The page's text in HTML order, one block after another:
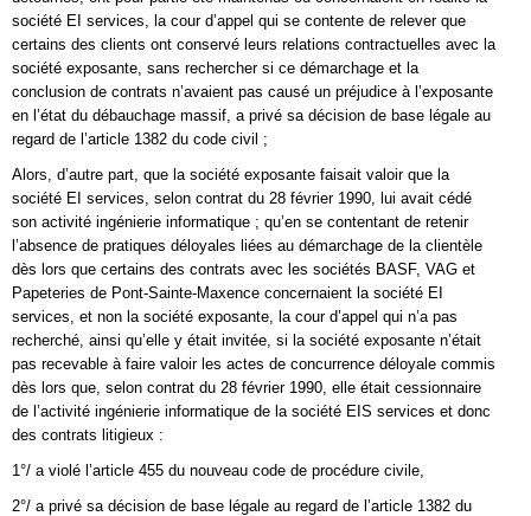
société EI services, la cour d’appel qui se contente de relever que
certains des clients ont conservé leurs relations contractuelles avec la
société exposante, sans rechercher si ce démarchage et la
conclusion de contrats n’avaient pas causé un préjudice à l’exposante
en l’état du débauchage massif, a privé sa décision de base légale au
regard de l’article 1382 du code civil ;
Alors, d’autre part, que la société exposante faisait valoir que la
société EI services, selon contrat du 28 février 1990, lui avait cédé
son activité ingénierie informatique ; qu’en se contentant de retenir
l’absence de pratiques déloyales liées au démarchage de la clientèle
dès lors que certains des contrats avec les sociétés BASF, VAG et
Papeteries de Pont-Sainte-Maxence concernaient la société EI
services, et non la société exposante, la cour d’appel qui n’a pas
recherché, ainsi qu’elle y était invitée, si la société exposante n’était
pas recevable à faire valoir les actes de concurrence déloyale commis
dès lors que, selon contrat du 28 février 1990, elle était cessionnaire
de l’activité ingénierie informatique de la société EIS services et donc
des contrats litigieux :
1°/ a violé l’article 455 du nouveau code de procédure civile,
2°/ a privé sa décision de base légale au regard de l’article 1382 du